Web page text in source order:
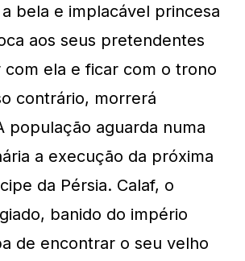
bela e implacável princesa
aos seus pretendentes
com ela e ficar com o trono
contrário, morrerá
população aguarda numa
a execução da próxima
da Pérsia. Calaf, o
banido do império
de encontrar o seu velho